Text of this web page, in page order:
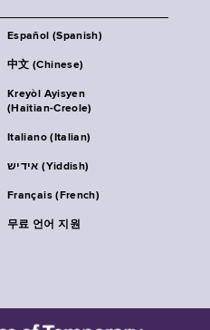
Español (Spanish)
中文 (Chinese)
Kreyòl Ayisyen
(Haitian-Creole)
Italiano (Italian)
אידיש (Yiddish)
Français (French)
무료 언어 지원